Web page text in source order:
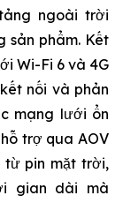
ngoài trời
sản phẩm. Kết
Wi-Fi 6 và 4G
nối và phản
mạng lưới ổn
trợ qua AOV
từ pin mặt trời,
gian dài mà